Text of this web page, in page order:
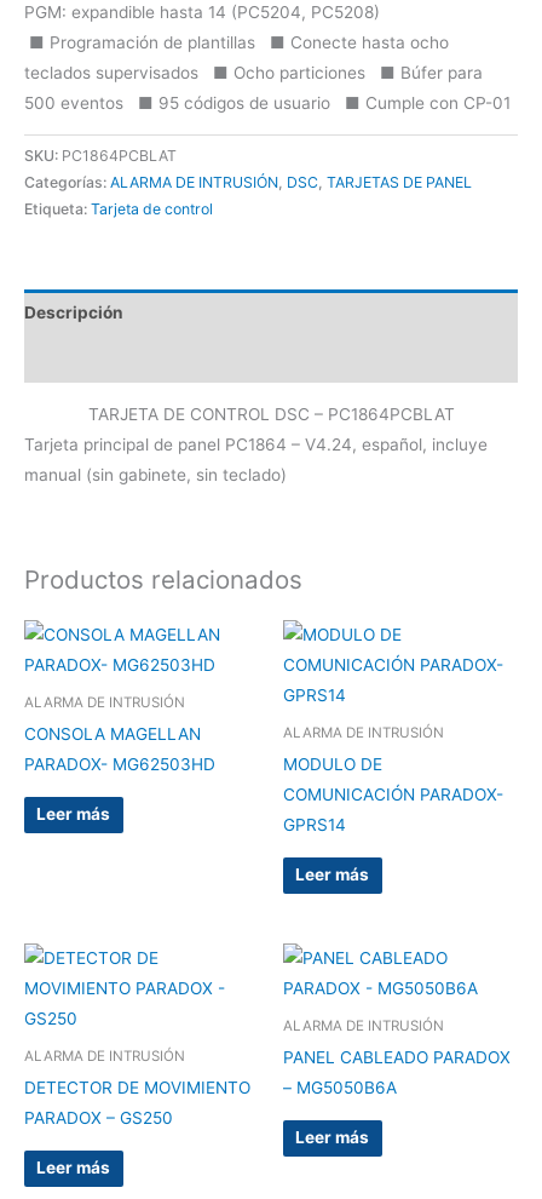
PGM: expandible hasta 14 (PC5204, PC5208)
■ Programación de plantillas ■ Conecte hasta ocho
teclados supervisados ■ Ocho particiones ■ Búfer para
500 eventos ■ 95 códigos de usuario ■ Cumple con CP-01
SKU: PC1864PCBLAT
Categorías: ALARMA DE INTRUSIÓN, DSC, TARJETAS DE PANEL
Etiqueta: Tarjeta de control
Descripción
TARJETA DE CONTROL DSC – PC1864PCBLAT
Tarjeta principal de panel PC1864 – V4.24, español, incluye
manual (sin gabinete, sin teclado)
Productos relacionados
ALARMA DE INTRUSIÓN
CONSOLA MAGELLAN
PARADOX- MG62503HD
Leer más
ALARMA DE INTRUSIÓN
MODULO DE
COMUNICACIÓN PARADOX-
GPRS14
Leer más
ALARMA DE INTRUSIÓN
DETECTOR DE MOVIMIENTO
PARADOX – GS250
Leer más
ALARMA DE INTRUSIÓN
PANEL CABLEADO PARADOX
– MG5050B6A
Leer más